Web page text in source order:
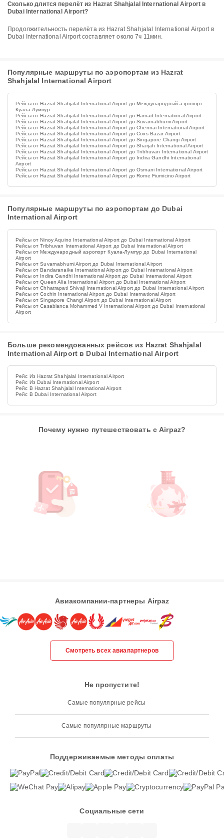
Сколько длится перелёт из Hazrat Shahjalal International Airport в
Dubai International Airport?
Продолжительность перелёта из Hazrat Shahjalal International Airport в
Dubai International Airport составляет около 7ч 11мин.
Популярные маршруты по аэропортам из Hazrat
Shahjalal International Airport
Рейсы от Hazrat Shahjalal International Airport до Международный аэропорт
Куала-Лумпур
Рейсы от Hazrat Shahjalal International Airport до Hamad International Airport
Рейсы от Hazrat Shahjalal International Airport до Suvarnabhumi Airport
Рейсы от Hazrat Shahjalal International Airport до Chennai International Airport
Рейсы от Hazrat Shahjalal International Airport до Coxs Bazar Airport
Рейсы от Hazrat Shahjalal International Airport до Singapore Changi Airport
Рейсы от Hazrat Shahjalal International Airport до Sharjah International Airport
Рейсы от Hazrat Shahjalal International Airport до Tribhuvan International Airport
Рейсы от Hazrat Shahjalal International Airport до Indira Gandhi International
Airport
Рейсы от Hazrat Shahjalal International Airport до Osmani International Airport
Рейсы от Hazrat Shahjalal International Airport до Rome Fiumicino Airport
Популярные маршруты по аэропортам до Dubai
International Airport
Рейсы от Ninoy Aquino International Airport до Dubai International Airport
Рейсы от Tribhuvan International Airport до Dubai International Airport
Рейсы от Международный аэропорт Куала-Лумпур до Dubai International
Airport
Рейсы от Suvarnabhumi Airport до Dubai International Airport
Рейсы от Bandaranaike International Airport до Dubai International Airport
Рейсы от Indira Gandhi International Airport до Dubai International Airport
Рейсы от Queen Alia International Airport до Dubai International Airport
Рейсы от Chhatrapati Shivaji International Airport до Dubai International Airport
Рейсы от Cochin International Airport до Dubai International Airport
Рейсы от Singapore Changi Airport до Dubai International Airport
Рейсы от Casablanca Mohammed V International Airport до Dubai International
Airport
Больше рекомендованных рейсов из Hazrat Shahjalal
International Airport в Dubai International Airport
Рейс Из Hazrat Shahjalal International Airport
Рейс Из Dubai International Airport
Рейс В Hazrat Shahjalal International Airport
Рейс В Dubai International Airport
Почему нужно путешествовать с Airpaz?
Авиакомпании-партнеры Airpaz
Смотреть всех авиапартнеров
Не пропустите!
Самые популярные рейсы
Самые популярные маршруты
Поддерживаемые методы оплаты
Социальные сети